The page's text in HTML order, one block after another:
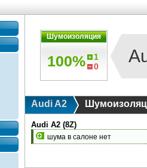
Шумоизоляция
100%
1
0
Audi A2
Audi A2 (8Z)
шума в салоне нет